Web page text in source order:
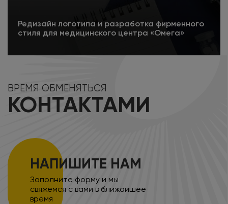
Редизайн логотипа и разработка фирменного
стиля для медицинского центра «Омега»
Подробнее
ВРЕМЯ ОБМЕНЯТЬСЯ
КОНТАКТАМИ
НАПИШИТЕ НАМ
Заполните форму и мы
свяжемся с вами в ближайшее
время